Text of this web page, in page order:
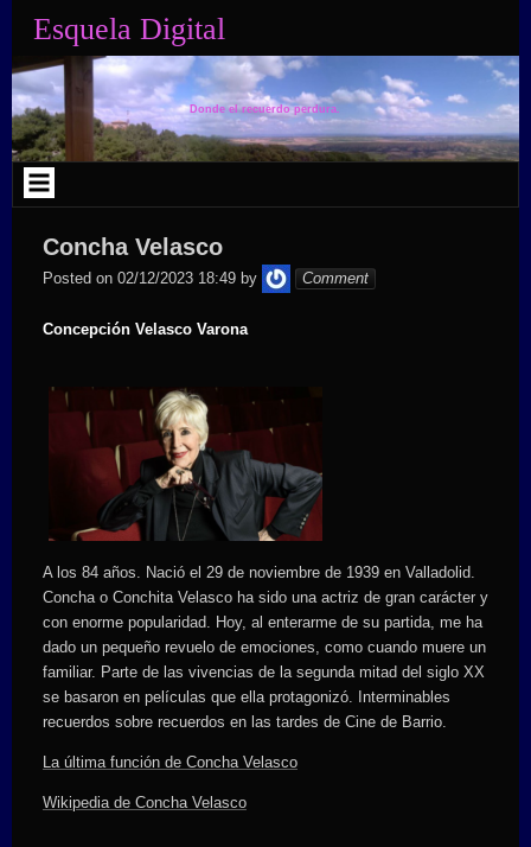
Esquela Digital
Donde el recuerdo perdura.
Concha Velasco
Posted on 02/12/2023 18:49 by admin
Comment
Concepción Velasco Varona
A los 84 años. Nació el 29 de noviembre de 1939 en Valladolid.
Concha o Conchita Velasco ha sido una actriz de gran carácter y
con enorme popularidad. Hoy, al enterarme de su partida, me ha
dado un pequeño revuelo de emociones, como cuando muere un
familiar. Parte de las vivencias de la segunda mitad del siglo XX
se basaron en películas que ella protagonizó. Interminables
recuerdos sobre recuerdos en las tardes de Cine de Barrio.
La última función de Concha Velasco
Wikipedia de Concha Velasco